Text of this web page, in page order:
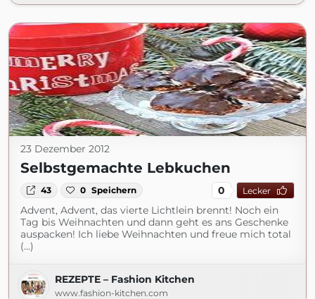
23 Dezember 2012
Selbstgemachte Lebkuchen
43 0 Speichern 0 Lecker
Advent, Advent, das vierte Lichtlein brennt! Noch ein
Tag bis Weihnachten und dann geht es ans Geschenke
auspacken! Ich liebe Weihnachten und freue mich total
(...)
REZEPTE – Fashion Kitchen
www.fashion-kitchen.com